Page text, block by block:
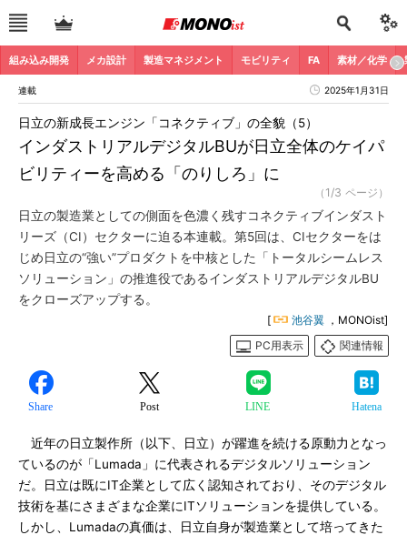
組み込み開発 メカ設計 製造マネジメント モビリティ FA 素材／化学
連載 2025年1月31日
インダストリアルデジタルBUが日立全体のケイパ
ビリティーを高める「のりしろ」に
日立の新成長エンジン「コネクティブ」の全貌（5）
（1/3 ページ）
日立の製造業としての側面を色濃く残すコネクティブインダスト
リーズ（CI）セクターに迫る本連載。第5回は、CIセクターをは
じめ日立の“強い”プロダクトを中核とした「トータルシームレス
ソリューション」の推進役であるインダストリアルデジタルBU
をクローズアップする。
[ 池谷翼 ，MONOist]
PC用表示
関連情報
Share Post LINE Hatena
近年の日立製作所（以下、日立）が躍進を続ける原動力となっ
ているのが「Lumada」に代表されるデジタルソリューション
だ。日立は既にIT企業として広く認知されており、そのデジタル
技術を基にさまざまな企業にITソリューションを提供している。
しかし、Lumadaの真価は、日立自身が製造業として培ってきた